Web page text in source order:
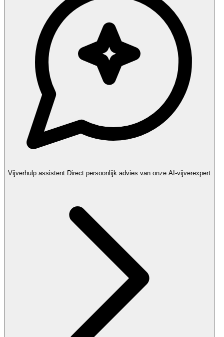
Vijverhulp assistent Direct persoonlijk advies van onze AI-vijverexpert